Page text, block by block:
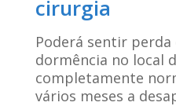
cirurgia
Poderá sentir
dormência no local
completamente
vários meses a